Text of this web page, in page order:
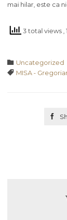
mai hilar, este ca
3 total views
 Category
Uncategorized
 Tags
MISA -
